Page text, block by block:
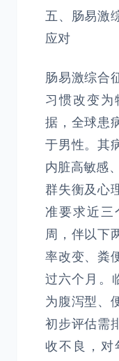
五、肠易激
应对
肠易激综合
习惯改变为
据，全球患
于男性。其
内脏高敏感
群失衡及心
准要求近三
周，伴以下
率改变、粪
过六个月。
为腹泻型、
初步评估需
收不良，对